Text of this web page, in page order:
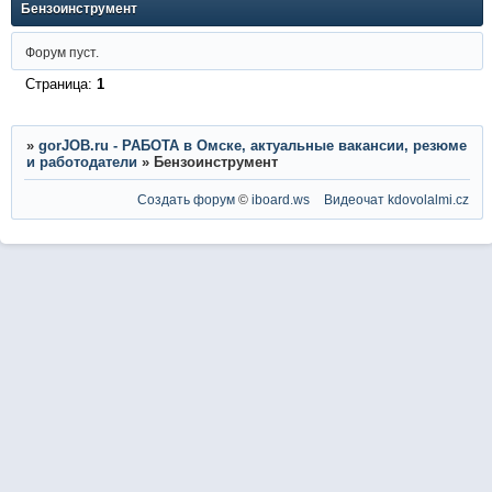
Бензоинструмент
Форум пуст.
Страница: 1
» gorJOB.ru - РАБОТА в Омске, актуальные вакансии, резюме
и работодатели » Бензоинструмент
Создать форум ©iboard.ws Видеочат kdovolalmi.cz